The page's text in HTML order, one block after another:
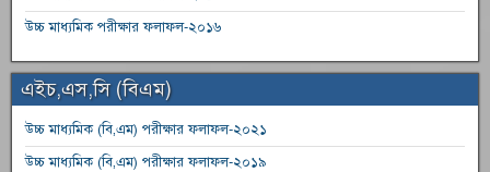
উচ্চ মাধ্যমিক পরীক্ষার ফলাফল-২০১৬
এইচ,এস,সি (বিএম)
উচ্চ মাধ্যমিক (বি,এম) পরীক্ষার ফলাফল-২০২১
উচ্চ মাধ্যমিক (বি,এম) পরীক্ষার ফলাফল-২০১৯